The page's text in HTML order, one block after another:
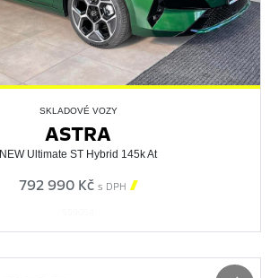
SKLADOVÉ VOZY
ASTRA
NEW Ultimate ST Hybrid 145k At
792 990 Kč s DPH 